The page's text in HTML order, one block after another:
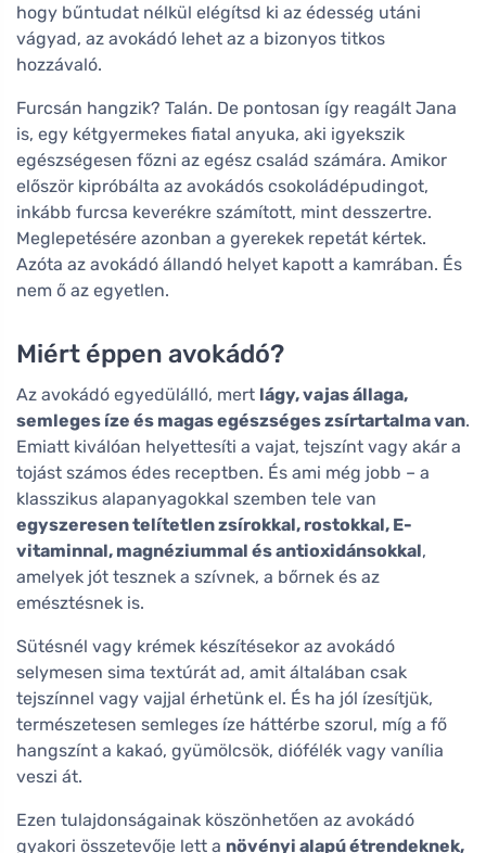
hogy bűntudat nélkül elégítsd ki az édesség utáni
vágyad, az avokádó lehet az a bizonyos titkos
hozzávaló.
Furcsán hangzik? Talán. De pontosan így reagált Jana
is, egy kétgyermekes fiatal anyuka, aki igyekszik
egészségesen főzni az egész család számára. Amikor
először kipróbálta az avokádós csokoládépudingot,
inkább furcsa keverékre számított, mint desszertre.
Meglepetésére azonban a gyerekek repetát kértek.
Azóta az avokádó állandó helyet kapott a kamrában. És
nem ő az egyetlen.
Miért éppen avokádó?
Az avokádó egyedülálló, mert lágy, vajas állaga,
semleges íze és magas egészséges zsírtartalma van.
Emiatt kiválóan helyettesíti a vajat, tejszínt vagy akár a
tojást számos édes receptben. És ami még jobb – a
klasszikus alapanyagokkal szemben tele van
egyszeresen telítetlen zsírokkal, rostokkal, E-
vitaminnal, magnéziummal és antioxidánsokkal,
amelyek jót tesznek a szívnek, a bőrnek és az
emésztésnek is.
Sütésnél vagy krémek készítésekor az avokádó
selymesen sima textúrát ad, amit általában csak
tejszínnel vagy vajjal érhetünk el. És ha jól ízesítjük,
természetesen semleges íze háttérbe szorul, míg a fő
hangszínt a kakaó, gyümölcsök, diófélék vagy vanília
veszi át.
Ezen tulajdonságainak köszönhetően az avokádó
gyakori összetevője lett a növényi alapú étrendeknek,